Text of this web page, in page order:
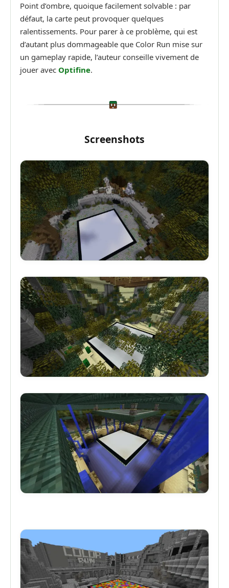
Point d’ombre, quoique facilement solvable : par
défaut, la carte peut provoquer quelques
ralentissements. Pour parer à ce problème, qui est
d’autant plus dommageable que Color Run mise sur
un gameplay rapide, l’auteur conseille vivement de
jouer avec Optifine.
Screenshots